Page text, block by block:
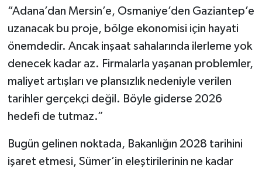
“Adana’dan Mersin’e, Osmaniye’den Gaziantep’e
uzanacak bu proje, bölge ekonomisi için hayati
önemdedir. Ancak inşaat sahalarında ilerleme yok
denecek kadar az. Firmalarla yaşanan problemler,
maliyet artışları ve plansızlık nedeniyle verilen
tarihler gerçekçi değil. Böyle giderse 2026
hedefi de tutmaz.”
Bugün gelinen noktada, Bakanlığın 2028 tarihini
işaret etmesi, Sümer’in eleştirilerinin ne kadar